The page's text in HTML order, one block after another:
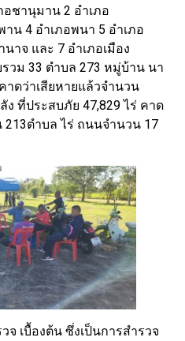
อชานุมาน 2 อำเภอ
น 4 อำเภอพนา 5 อำเภอ
าจ และ 7 อำเภอเมือง
วม 33 ตำบล 273 หมู่บ้าน นา
าดว่าเสียหายแล้วจำนวน
ที่ประสบภัย 47,829 ไร่ คาด
213ตำบล ไร่ ถนนจำนวน 17
จ เบื้องต้น ซึ่งเป็นการสำรวจ